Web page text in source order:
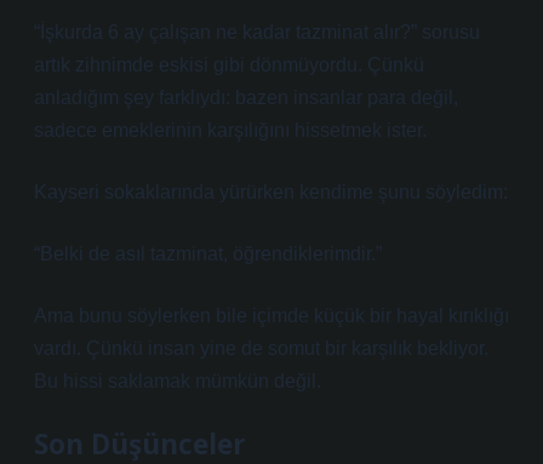
“İşkurda 6 ay çalışan ne kadar tazminat alır?” sorusu
artık zihnimde eskisi gibi dönmüyordu. Çünkü
anladığım şey farklıydı: bazen insanlar para değil,
sadece emeklerinin karşılığını hissetmek ister.
Kayseri sokaklarında yürürken kendime şunu söyledim:
“Belki de asıl tazminat, öğrendiklerimdir.”
Ama bunu söylerken bile içimde küçük bir hayal kırıklığı
vardı. Çünkü insan yine de somut bir karşılık bekliyor.
Bu hissi saklamak mümkün değil.
Son Düşünceler